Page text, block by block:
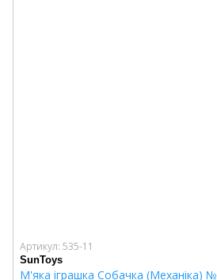
Артикул: 535-11
SunToys
М'яка іграшка Собачка (Механіка)